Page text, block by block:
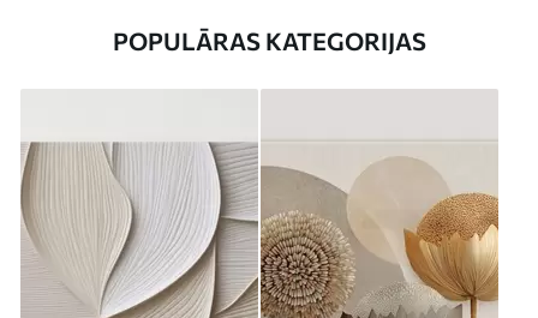
POPULĀRAS KATEGORIJAS